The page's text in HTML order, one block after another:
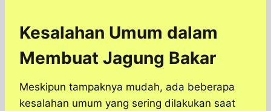
Kesalahan Umum dalam
Membuat Jagung Bakar
Meskipun tampaknya mudah, ada beberapa
kesalahan umum yang sering dilakukan saat